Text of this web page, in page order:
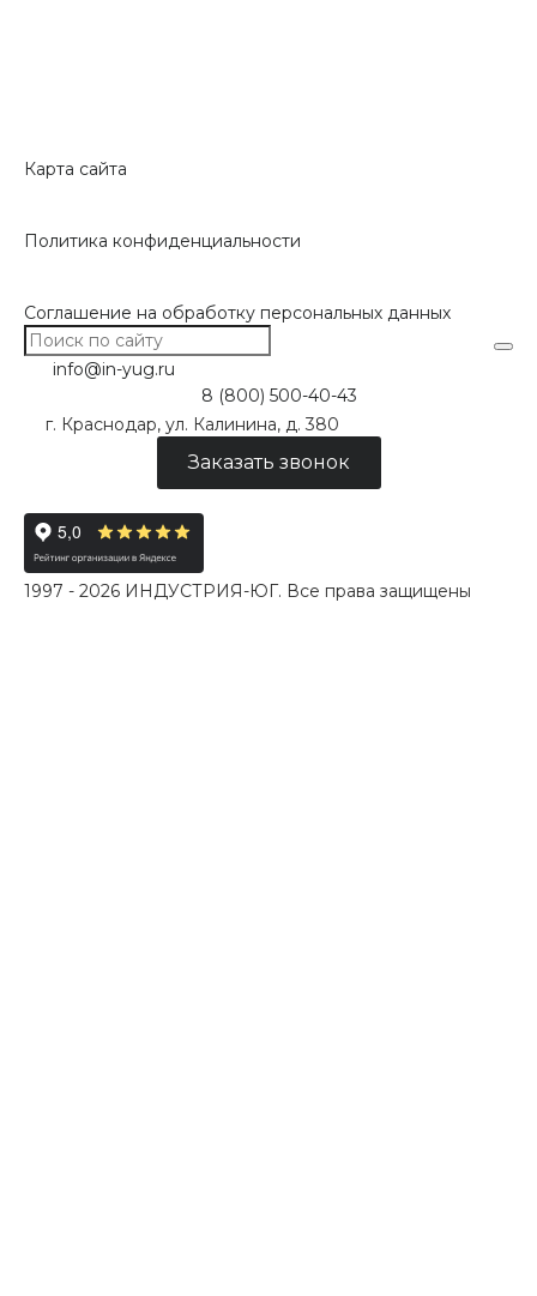
Карта сайта
Политика конфиденциальности
Соглашение на обработку персональных данных
info@in-yug.ru
8 (800) 500-40-43
г. Краснодар, ул. Калинина, д. 380
Заказать звонок
1997 - 2026 ИНДУСТРИЯ-ЮГ. Все права защищены